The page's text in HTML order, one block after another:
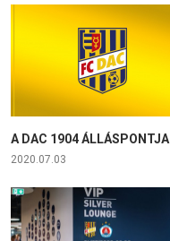
A DAC 1904 ÁLLÁSPONTJA
2020.07.03